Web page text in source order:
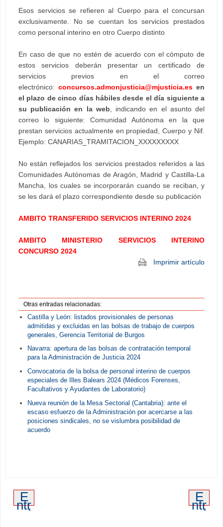
Esos servicios se refieren al Cuerpo para el concursan
exclusivamente. No se cuentan los servicios prestados
como personal interino en otro Cuerpo distinto
En caso de que no estén de acuerdo con el cómputo de
estos servicios deberán presentar un certificado de
servicios previos en el correo
electrónico: concursos.admonjusticia@mjusticia.es en
el plazo de cinco días hábiles desde el día siguiente a
su publicación en la web , indicando en el asunto del
correo lo siguiente: Comunidad Autónoma en la que
prestan servicios actualmente en propiedad, Cuerpo y Nif.
Ejemplo: CANARIAS_TRAMITACION_XXXXXXXXX
No están reflejados los servicios prestados referidos a las
Comunidades Autónomas de Aragón, Madrid y Castilla-La
Mancha, los cuales se incorporarán cuando se reciban, y
se les dará el plazo correspondiente desde su publicación
AMBITO TRANSFERIDO SERVICIOS INTERINO 2024
AMBITO MINISTERIO SERVICIOS INTERINO
CONCURSO 2024
Imprimir artículo
Otras entradas relacionadas:
Castilla y León: listados provisionales de personas
admitidas y excluidas en las bolsas de trabajo de cuerpos
generales, Gerencia Territorial de Burgos
Navarra: apertura de las bolsas de contratación temporal
para la Administración de Justicia 2024
Convocatoria de la bolsa de personal interino de cuerpos
especiales de Illes Balears 2024 (Médicos Forenses,
Facultativos y Ayudantes de Laboratorio)
Nueva reunión de la Mesa Sectorial (Cantabria): ante el
escaso esfuerzo de la Administración por acercarse a las
posiciones sindicales, no se vislumbra posibilidad de
acuerdo
E
ntr
ad
E
ntr
ad